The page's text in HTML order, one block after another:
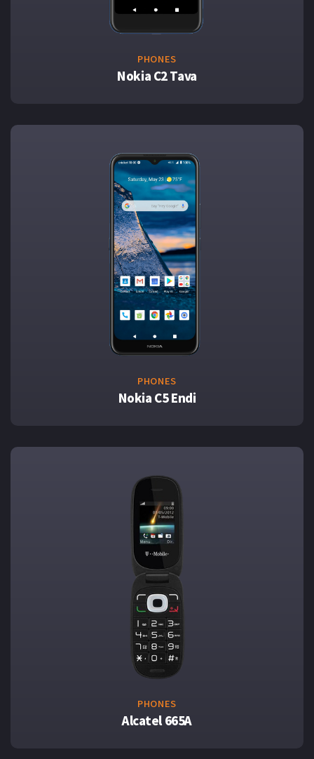
PHONES
Nokia C2 Tava
PHONES
Nokia C5 Endi
PHONES
Alcatel 665A